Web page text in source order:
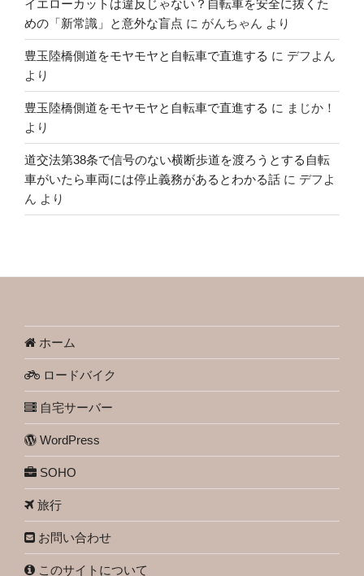
イエローカットは違反じゃない？自転車を安全に抜くた
めの「新常識」と意外な盲点 に がんちゃん より
豊玉陸橋側道をモヤモヤと自転車で直進する に デフよん
より
豊玉陸橋側道をモヤモヤと自転車で直進する に まじか！
より
道交法第38条で信号のない横断歩道を渡ろうとする自転
車がいたら車両には停止義務があるとわかる話 に デフよ
ん より
ホーム
ロードバイク
自宅サーバー
WordPress
SOHO
旅行
お問い合わせ
このサイトについて